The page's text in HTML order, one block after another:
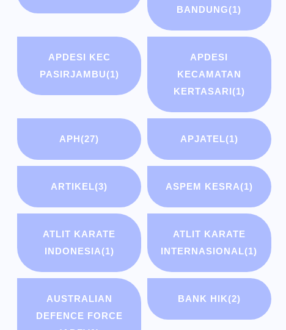
BANDUNG(1)
APDESI KEC
PASIRJAMBU(1)
APDESI
KECAMATAN
KERTASARI(1)
APH(27) APJATEL(1)
ARTIKEL(3) ASPEM KESRA(1)
ATLIT KARATE
INDONESIA(1)
ATLIT KARATE
INTERNASIONAL(1)
AUSTRALIAN
DEFENCE FORCE
BANK HIK(2)